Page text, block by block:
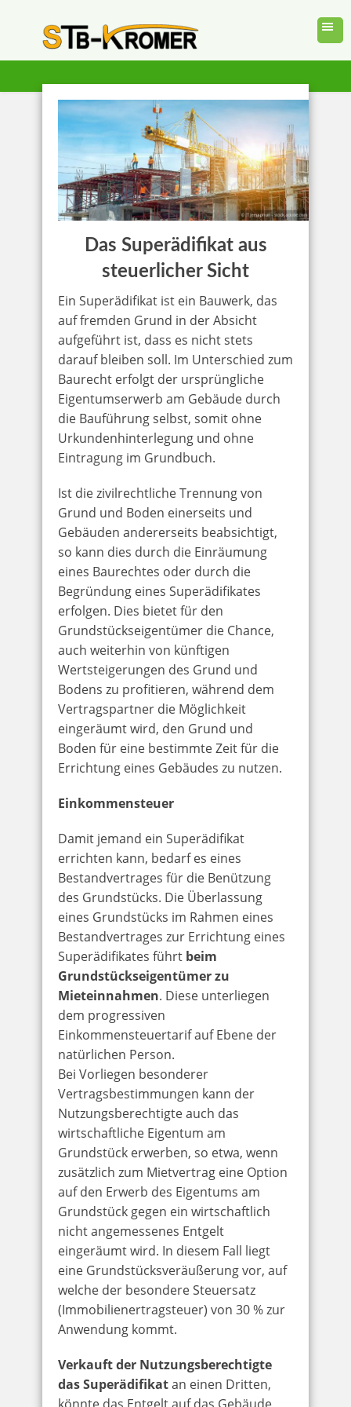
Das Superädifikat aus
steuerlicher Sicht
Ein Superädifikat ist ein Bauwerk, das
auf fremden Grund in der Absicht
aufgeführt ist, dass es nicht stets
darauf bleiben soll. Im Unterschied zum
Baurecht erfolgt der ursprüngliche
Eigentumserwerb am Gebäude durch
die Bauführung selbst, somit ohne
Urkundenhinterlegung und ohne
Eintragung im Grundbuch.
Ist die zivilrechtliche Trennung von
Grund und Boden einerseits und
Gebäuden andererseits beabsichtigt,
so kann dies durch die Einräumung
eines Baurechtes oder durch die
Begründung eines Superädifikates
erfolgen. Dies bietet für den
Grundstückseigentümer die Chance,
auch weiterhin von künftigen
Wertsteigerungen des Grund und
Bodens zu profitieren, während dem
Vertragspartner die Möglichkeit
eingeräumt wird, den Grund und
Boden für eine bestimmte Zeit für die
Errichtung eines Gebäudes zu nutzen.
Einkommensteuer
Damit jemand ein Superädifikat
errichten kann, bedarf es eines
Bestandvertrages für die Benützung
des Grundstücks. Die Überlassung
eines Grundstücks im Rahmen eines
Bestandvertrages zur Errichtung eines
Superädifikates führt beim
Grundstückseigentümer zu
Mieteinnahmen. Diese unterliegen
dem progressiven
Einkommensteuertarif auf Ebene der
natürlichen Person.
Bei Vorliegen besonderer
Vertragsbestimmungen kann der
Nutzungsberechtigte auch das
wirtschaftliche Eigentum am
Grundstück erwerben, so etwa, wenn
zusätzlich zum Mietvertrag eine Option
auf den Erwerb des Eigentums am
Grundstück gegen ein wirtschaftlich
nicht angemessenes Entgelt
eingeräumt wird. In diesem Fall liegt
eine Grundstücksveräußerung vor, auf
welche der besondere Steuersatz
(Immobilienertragsteuer) von 30 % zur
Anwendung kommt.
Verkauft der Nutzungsberechtigte
das Superädifikatan einen Dritten,